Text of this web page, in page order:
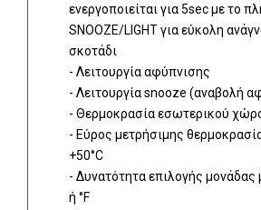
ενεργοποιείται για 5sec με το
SNOOZE/LIGHT για εύκολη
σκοτάδι
- Λειτουργία αφύπνισης
- Λειτουργία snooze (αναβολή
- Θερμοκρασία εσωτερικού
- Εύρος μετρήσιμης
+50°C
- Δυνατότητα επιλογής μονάδας
ή °F